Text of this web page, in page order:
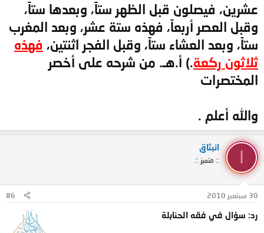
عشرين، فيصلون قبل الظهر ستاً، وبعدها ستاً،
وقبل العصر أربعاً، فهذه ستة عشر، وبعد المغرب
ستاً، وبعد العشاء ستاً، وقبل الفجر اثنتين، فهذه
ثلاثون ركعة.) أ.هـ. من شرحه على أخصر
المختصرات
والله أعلم .
انبثاق
:: متميز ::
30 سبتمبر 2010 #6
رد: سؤال في فقه الحنابلة